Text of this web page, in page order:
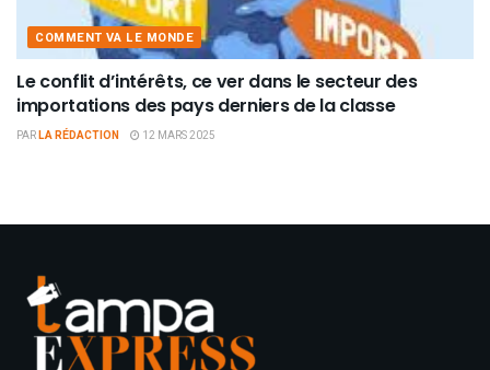
COMMENT VA LE MONDE
Le conflit d’intérêts, ce ver dans le secteur des
importations des pays derniers de la classe
PARLA RÉDACTION 12 MARS 2025